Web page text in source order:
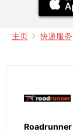
主页 快递服务